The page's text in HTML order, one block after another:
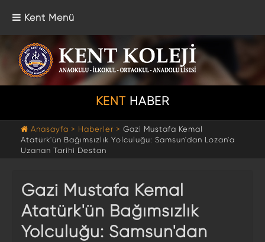
Kent Menü
KENT HABER
Anasayfa > Haberler > Gazi Mustafa Kemal
Atatürk'ün Bağımsızlık Yolculuğu: Samsun'dan Lozan'a
Uzanan Tarihi Destan
Gazi Mustafa Kemal
Atatürk'ün Bağımsızlık
Yolculuğu: Samsun'dan